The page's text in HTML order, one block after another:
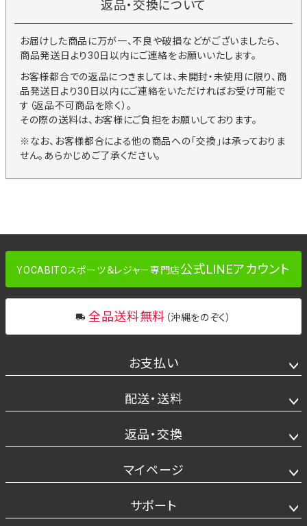
返品・交換について
お届けした商品に万が一、不良や破損などがございましたら、
商品発送日より30日以内にご連絡をお願いいたします。
お客様都合での返品につきましては、未開封・未使用に限り、商
品発送日より30日以内にご連絡をいただければお受け可能で
す（返品不可商品を除く）。
その際の送料は、お客様にご負担をお願いしております。
※なお、お客様都合による他の商品への「交換」は承っておりま
せん。あらかじめご了承ください。
YOCABITOスポーツ＆レジャー専門店公式LINEアカウント
全品送料無料 （沖縄をのぞく）
お支払い
配送・送料
返品・交換
マイページ
サポート